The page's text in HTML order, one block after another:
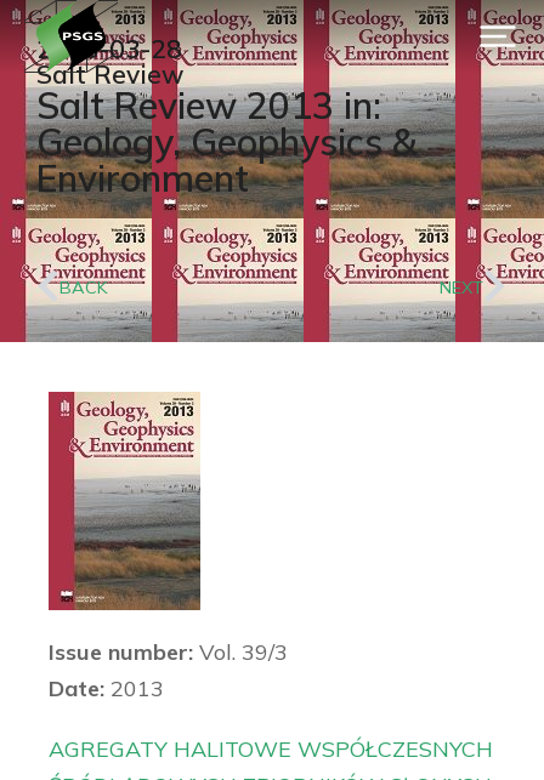
2013-03-28
Salt Review
Salt Review 2013 in:
Geology, Geophysics &
Environment
BACK NEXT
Issue number: Vol. 39/3
Date: 2013
AGREGATY HALITOWE WSPÓŁCZESNYCH